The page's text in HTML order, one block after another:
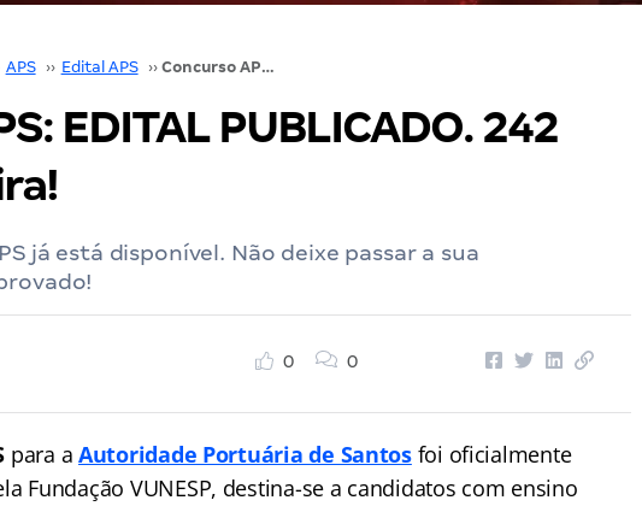
APS ›› Edital APS ›› Concurso APS: EDITAL PUBLICADO. 242 vagas. Confira!
EDITAL PUBLICADO. 242
já está disponível. Não deixe passar a sua
0 0
para a Autoridade Portuária de Santosfoi oficialmente
Fundação VUNESP, destina-se a candidatos com ensino